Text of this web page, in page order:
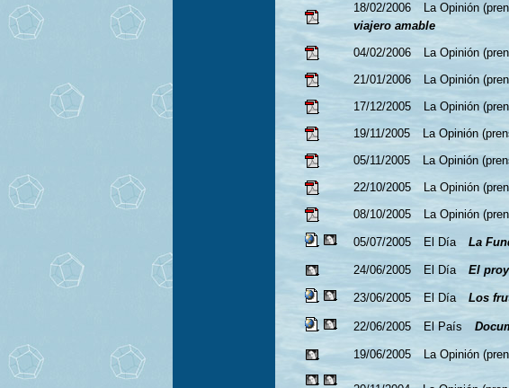
18/02/2006
La Opinión
viajero amable
04/02/2006
La Opinión
21/01/2006
La Opinión
17/12/2005
La Opinión
19/11/2005
La Opinión
05/11/2005
La Opinión
22/10/2005
La Opinión
08/10/2005
La Opinión
05/07/2005 El Día La
24/06/2005 El Día El
23/06/2005 El Día Los
22/06/2005 El País
19/06/2005 La Opinión